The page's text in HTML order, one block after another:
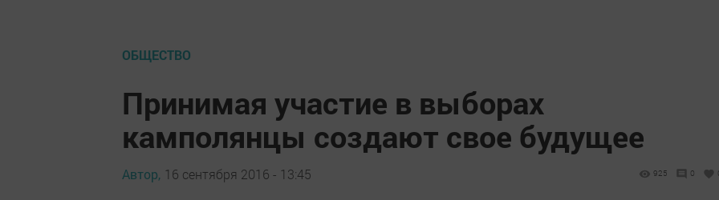
ОБЩЕСТВО
Принимая участие в выборах
камполянцы создают свое будущее
Автор, 16 сентября 2016 - 13:45 925 0